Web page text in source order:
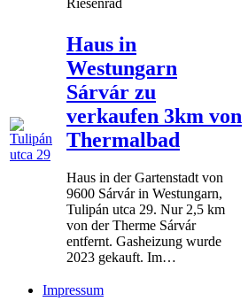
Haus in
Westungarn
Sárvár zu
verkaufen 3km von
Thermalbad
Haus in der Gartenstadt von
9600 Sárvár in Westungarn,
Tulipán utca 29. Nur 2,5 km
von der Therme Sárvár
entfernt. Gasheizung wurde
2023 gekauft. Im…
Impressum